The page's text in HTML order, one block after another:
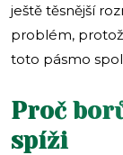
ještě těsnější
problém,
toto pásmo
Proč
spíži